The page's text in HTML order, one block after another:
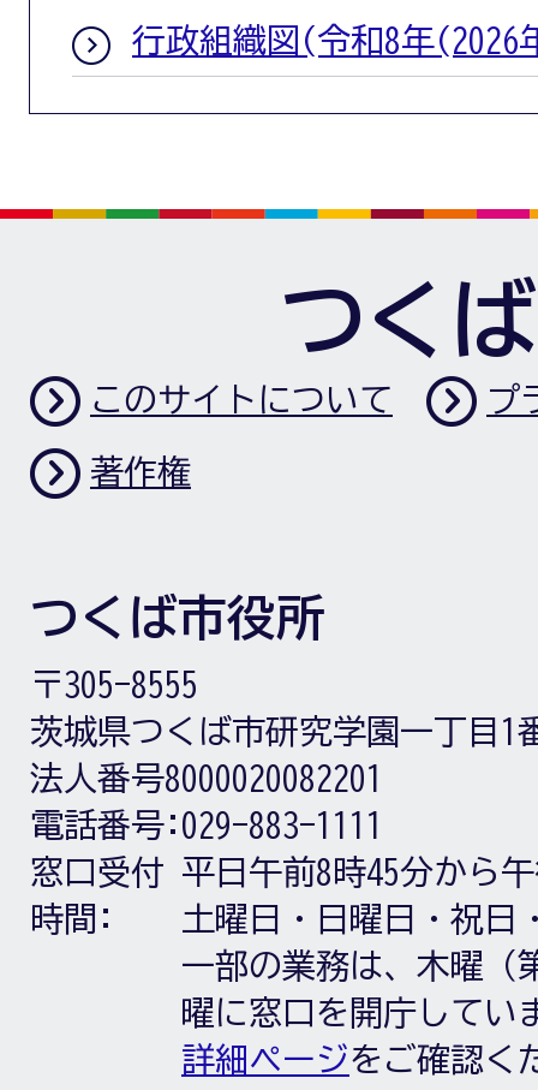
行政組織図(令和8年(2026
つく
このサイトについて プ
著作権
つくば市役所
〒305-8555
茨城県つくば市研究学園一丁目1
法人番号8000020082201
電話番号: 029-883-1111
窓口受付
時間:
平日午前8時45分から
土曜日・日曜日・祝日
一部の業務は、木曜（
曜に窓口を開庁してい
詳細ページをご確認く